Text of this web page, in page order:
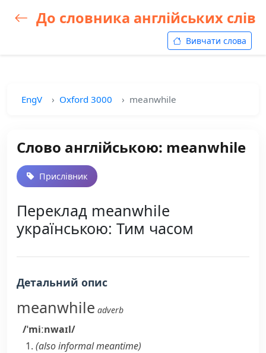
До словника англійських слів
Вивчати слова
EngV Oxford 3000 meanwhile
Слово англійською: meanwhile
Прислівник
Переклад meanwhile
українською: Тим часом
Детальний опис
meanwhile adverb
/ˈmiːnwaɪl/
(alsoinformalmeantime)